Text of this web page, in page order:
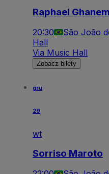
Raphael Ghanem
20:30 São João
Hall
Via Music Hall
Zobacz bilety
gru
29
wt
Sorriso Maroto